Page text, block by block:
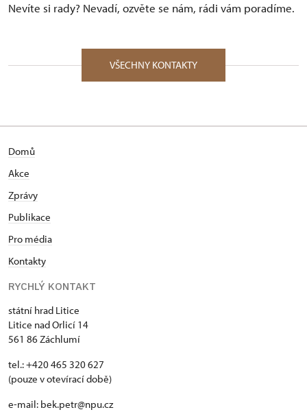
Nevíte si rady? Nevadí, ozvěte se nám, rádi vám poradíme.
VŠECHNY KONTAKTY
Domů
Akce
Zprávy
Publikace
Pro média
Kontakty
RYCHLÝ KONTAKT
státní hrad Litice
Litice nad Orlicí 14
561 86 Záchlumí
tel.: +420 465 320 627
(pouze v otevírací době)
e-mail: bek.petr@npu.cz